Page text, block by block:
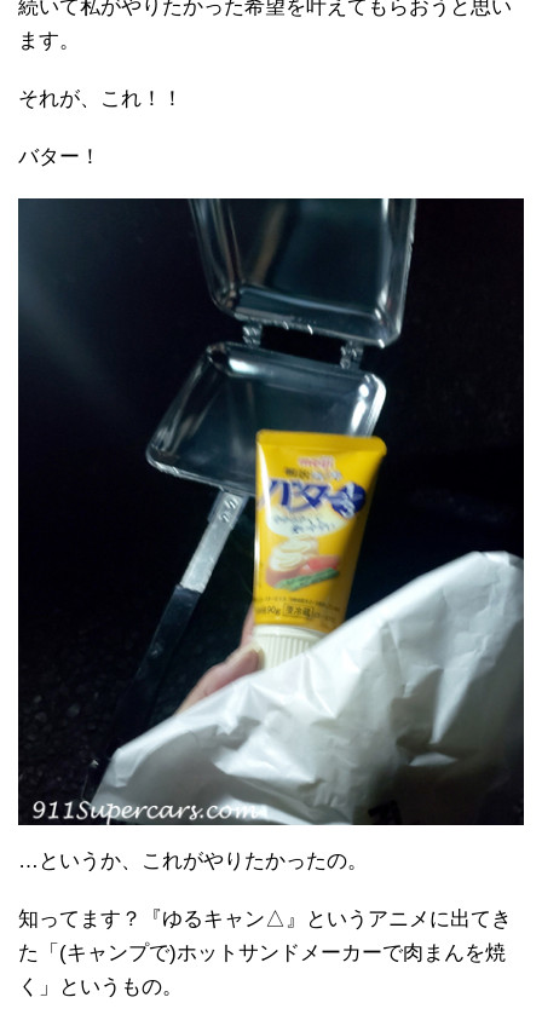
続いて私がやりたかった希望を叶えてもらおうと思い
ます。
それが、これ！！
バター！
…というか、これがやりたかったの。
知ってます？『ゆるキャン△』というアニメに出てき
た「(キャンプで)ホットサンドメーカーで肉まんを焼
く」というもの。